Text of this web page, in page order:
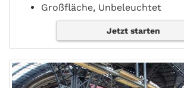
Großfläche, Unbeleuchtet
Jetzt starten